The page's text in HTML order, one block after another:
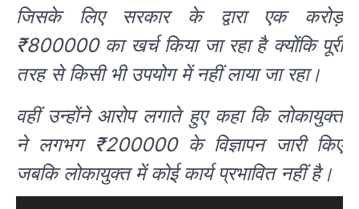
जिसके लिए सरकार के द्वारा एक करोड़
₹800000 का खर्च किया जा रहा है क्योंकि पूरी
तरह से किसी भी उपयोग में नहीं लाया जा रहा।
वहीं उन्होंने आरोप लगाते हुए कहा कि लोकायुक्त
ने लगभग ₹200000 के विज्ञापन जारी किए
जबकि लोकायुक्त में कोई कार्य प्रभावित नहीं है।